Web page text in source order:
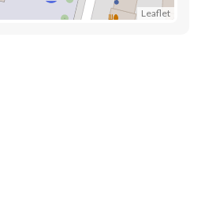
Leaflet